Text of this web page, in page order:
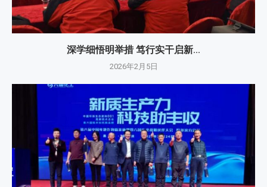
深学细悟明举措 笃行实干启新...
2026年2月5日